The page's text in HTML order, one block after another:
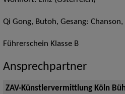
Qi Gong, Butoh, Gesang:
Führerschein Klasse B
Ansprechpartner
ZAV-Künstlervermittlung Köln